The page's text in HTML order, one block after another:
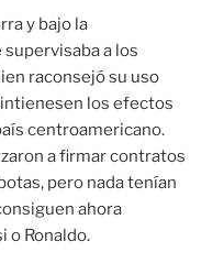
y bajo la
a los
raconsejó su uso
los efectos
centroamericano.
a firmar contratos
pero nada tenían
ahora
o Ronaldo.